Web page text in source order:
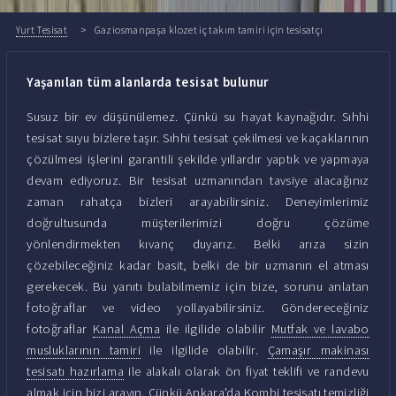
Yurt Tesisat Gaziosmanpaşa klozet iç takım tamiri için tesisatçı
Yaşanılan tüm alanlarda tesisat bulunur
Susuz bir ev düşünülemez. Çünkü su hayat kaynağıdır. Sıhhi
tesisat suyu bizlere taşır. Sıhhi tesisat çekilmesi ve kaçaklarının
çözülmesi işlerini garantili şekilde yıllardır yaptık ve yapmaya
devam ediyoruz. Bir tesisat uzmanından tavsiye alacağınız
zaman rahatça bizleri arayabilirsiniz. Deneyimlerimiz
doğrultusunda müşterilerimizi doğru çözüme
yönlendirmekten kıvanç duyarız. Belki arıza sizin
çözebileceğiniz kadar basit, belki de bir uzmanın el atması
gerekecek. Bu yanıtı bulabilmemiz için bize, sorunu anlatan
fotoğraflar ve video yollayabilirsiniz. Göndereceğiniz
fotoğraflar Kanal Açma ile ilgilide olabilir Mutfak ve lavabo
musluklarının tamiriile ilgilide olabilir. Çamaşır makinası
tesisatı hazırlama ile alakalı olarak ön fiyat teklifi ve randevu
almak için bizi arayın. Çünkü Ankara'da Kombi tesisatı temizliği